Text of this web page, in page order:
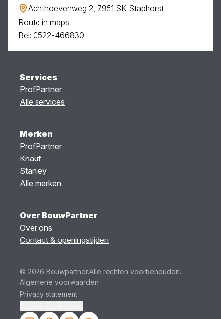
Achthoevenweg 2, 7951 SK Staphorst
Route in maps
Bel: 0522-466830
Services
ProfPartner
Alle services
Merken
ProfPartner
Knauf
Stanley
Alle merken
Over BouwPartner
Over ons
Contact & openingstijden
© 2026 Bouwpartner.Alle rechten voorbehouden.
Algemene voorwaarden
Privacy statement